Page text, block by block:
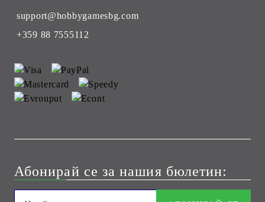
support@hobbygamesbg.com
+359 88 7555112
Абонирай се за нашия бюлетин: